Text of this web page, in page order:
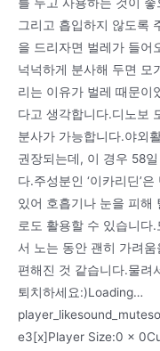
를 두고 사용하는 것이
그리고 흡입하지 않도록
을 드리자면 벌레가 들어
넉넉하게 분사해 두면 모
리는 이유가 벌레 때문이
다고 생각합니다.디노보
분사가 가능합니다.야외
권장되는데, 이 경우 58
다.주성분인 ‘이카리딘’
있어 호흡기나 눈을 피해
로도 활용할 수 있습니다
서 노는 동안 괜히 가려
편해진 것 같습니다.물려
퇴치하세요:)Loading…
e3[x]Player Size:0 x